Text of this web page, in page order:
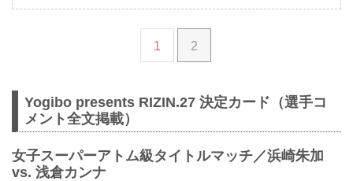
1 2
Yogibo presents RIZIN.27 決定カード（選手コ
メント全文掲載）
女子スーパーアトム級タイトルマッチ／浜崎朱加
vs. 浅倉カンナ